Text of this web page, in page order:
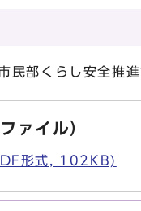
民部くらし安全推
ァイル）
形式, 102KB)